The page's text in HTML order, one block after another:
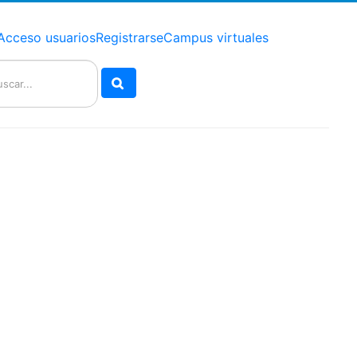
usuariosRegistrarseCampus virtuales